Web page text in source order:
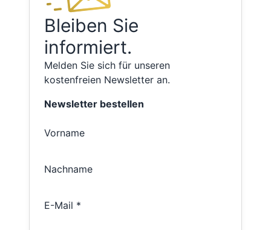
Bleiben Sie
informiert.
Melden Sie sich für unseren
kostenfreien Newsletter an.